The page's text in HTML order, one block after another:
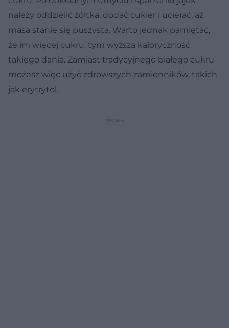
należy oddzielić żółtka, dodać cukier i ucierać, aż
masa stanie się puszysta. Warto jednak pamiętać,
że im więcej cukru, tym wyższa kaloryczność
takiego dania. Zamiast tradycyjnego białego cukru
możesz więc użyć zdrowszych zamienników, takich
jak erytrytol.